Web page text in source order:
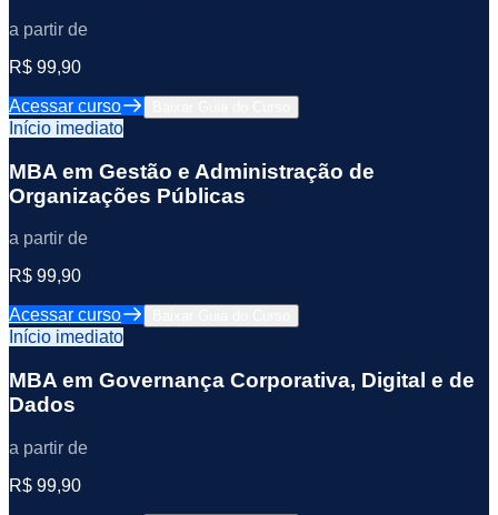
a partir de
R$ 99,90
Acessar curso
Início imediato
MBA em Gestão e Administração de
Organizações Públicas
a partir de
R$ 99,90
Acessar curso
Início imediato
MBA em Governança Corporativa, Digital e de
Dados
a partir de
R$ 99,90